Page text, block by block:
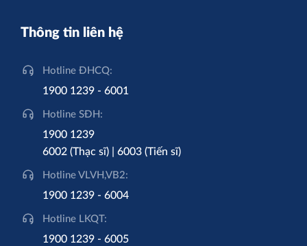
Thông tin liên hệ
Hotline ĐHCQ:
1900 1239 - 6001
Hotline SĐH:
1900 1239
6002 (Thạc sĩ) | 6003 (Tiến sĩ)
Hotline VLVH,VB2:
1900 1239 - 6004
Hotline LKQT:
1900 1239 - 6005